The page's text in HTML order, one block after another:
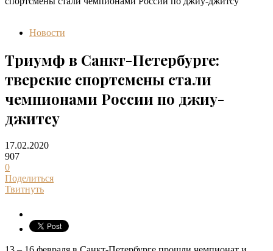
Новости
Триумф в Санкт-Петербурге:
тверские спортсмены стали
чемпионами России по джиу-
джитсу
17.02.2020
907
0
Поделиться
Твитнуть